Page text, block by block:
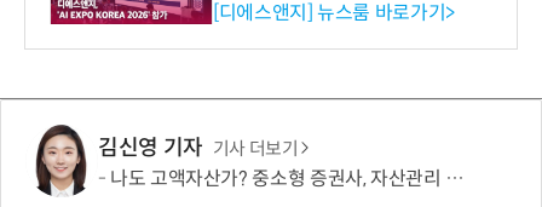
생애주기 아우르는 통합 솔루
[디에스앤지] 뉴스룸 바로가기>
김신영 기자 기사 더보기
나도 고액자산가? 중소형 증권사, 자산관리 문턱 낮췄다